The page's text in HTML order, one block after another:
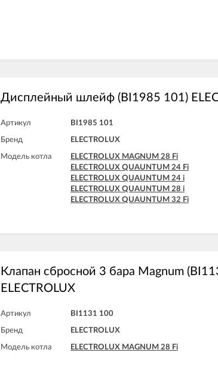
Дисплейный шлейф (BI1985 101)
Артикул BI1985 101
Бренд ELECTROLUX
Модель котла
ELECTROLUX MAGNUM 28 Fi
ELECTROLUX QUAUNTUM 24 Fi
ELECTROLUX QUAUNTUM 24 i
ELECTROLUX QUAUNTUM 28 i
ELECTROLUX QUAUNTUM 32 Fi
Клапан сбросной 3 бара Magnum
ELECTROLUX
Артикул BI1131 100
Бренд ELECTROLUX
Модель котла ELECTROLUX MAGNUM 28 Fi